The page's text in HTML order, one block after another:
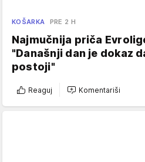
KOŠARKA PRE 2 H
Najmučnija priča
"Današnji dan je dokaz
postoji"
Reaguj Komentariši